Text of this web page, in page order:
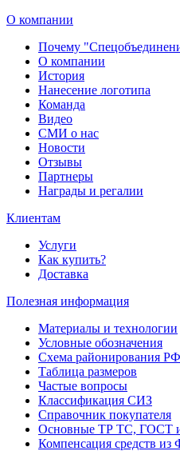
О компании
Почему
О компании
История
Нанесение логотипа
Команда
Видео
СМИ о нас
Новости
Отзывы
Партнеры
Награды и регалии
Клиентам
Услуги
Как купить?
Доставка
Полезная информация
Материалы и технологии
Условные обозначения
Схема районирования РФ
Таблица размеров
Частые вопросы
Классификация СИЗ
Справочник покупателя
Основные ТР ТС, ГОСТ
Компенсация средств